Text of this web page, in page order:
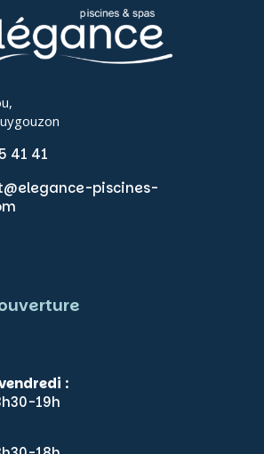
41 41
piscines-
:
19h